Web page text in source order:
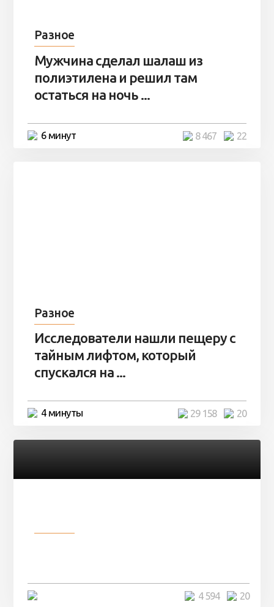
Разное
Мужчина сделал шалаш из
полиэтилена и решил там
остаться на ночь ...
6 минут 22
8 467
Разное
Исследователи нашли пещеру с
тайным лифтом, который
спускался на ...
4 минуты 20
29 158
20
4 594